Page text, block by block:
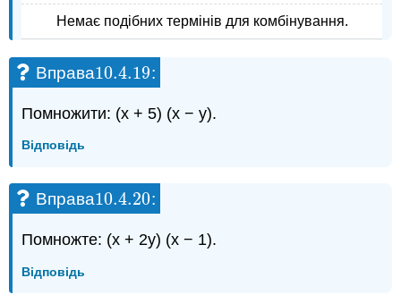
Немає подібних термінів для комбінування.
Вправа10.4.19
10.4.19:
Помножити: (x + 5) (x − y).
Відповідь
Вправа10.4.20
10.4.20:
Помножте: (x + 2y) (x − 1).
Відповідь